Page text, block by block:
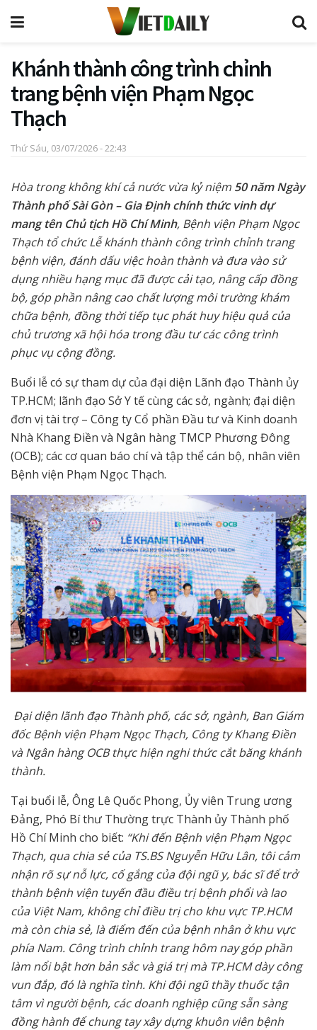
Khánh thành công trình chỉnh
trang bệnh viện Phạm Ngọc
Thạch
Thứ Sáu, 03/07/2026 - 22:43
Hòa trong không khí cả nước vừa kỷ niệm 50 năm Ngày
Thành phố Sài Gòn – Gia Định chính thức vinh dự
mang tên Chủ tịch Hồ Chí Minh, Bệnh viện Phạm Ngọc
Thạch tổ chức Lễ khánh thành công trình chỉnh trang
bệnh viện, đánh dấu việc hoàn thành và đưa vào sử
dụng nhiều hạng mục đã được cải tạo, nâng cấp đồng
bộ, góp phần nâng cao chất lượng môi trường khám
chữa bệnh, đồng thời tiếp tục phát huy hiệu quả của
chủ trương xã hội hóa trong đầu tư các công trình
phục vụ cộng đồng.
Buổi lễ có sự tham dự của đại diện Lãnh đạo Thành ủy
TP.HCM; lãnh đạo Sở Y tế cùng các sở, ngành; đại diện
đơn vị tài trợ – Công ty Cổ phần Đầu tư và Kinh doanh
Nhà Khang Điền và Ngân hàng TMCP Phương Đông
(OCB); các cơ quan báo chí và tập thể cán bộ, nhân viên
Bệnh viện Phạm Ngọc Thạch.
Đại diện lãnh đạo Thành phố, các sở, ngành, Ban Giám
đốc Bệnh viện Phạm Ngọc Thạch, Công ty Khang Điền
và Ngân hàng OCB thực hiện nghi thức cắt băng khánh
thành.
Tại buổi lễ​​, Ông Lê Quốc Phong, Ủy viên Trung ương
Đảng, Phó Bí thư Thường trực Thành ủy Thành phố
Hồ Chí Minh cho biết: “Khi đến Bệnh viện Phạm Ngọc
Thạch, qua chia sẻ của TS.BS Nguyễn Hữu Lân, tôi cảm
nhận rõ sự nỗ lực, cố gắng của đội ngũ y, bác sĩ để trở
thành bệnh viện tuyến đầu điều trị bệnh phổi và lao
của Việt Nam, không chỉ điều trị cho khu vực TP.HCM
mà còn chia sẻ, là điểm đến của bệnh nhân ở khu vực
phía Nam. Công trình chỉnh trang hôm nay góp phần
làm nổi bật hơn bản sắc và giá trị mà TP.HCM dày công
vun đắp, đó là nghĩa tình. Khi đội ngũ thầy thuốc tận
tâm vì người bệnh, các doanh nghiệp cũng sẵn sàng
đồng hành để chung tay xây dựng khuôn viên bệnh